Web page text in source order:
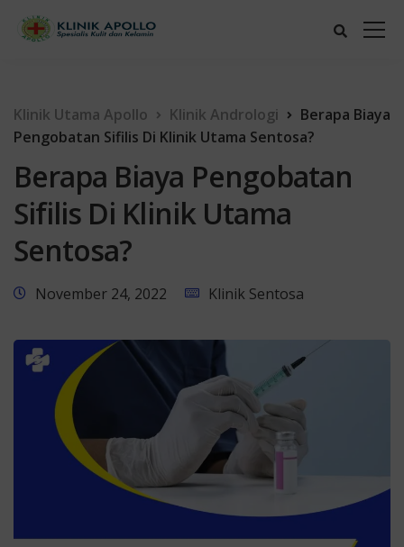
Klinik Utama Apollo Klinik Andrologi
Berapa Biaya
Pengobatan Sifilis Di Klinik Utama Sentosa?
Berapa Biaya Pengobatan
Sifilis Di Klinik Utama
Sentosa?
November 24, 2022 Klinik Sentosa